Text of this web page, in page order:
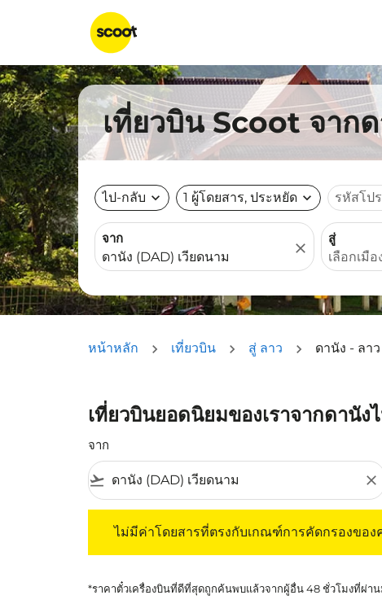
เที่ยวบิน Scoot จาก
ไป-กลับ expand_more 1 ผู้โดยสาร, ประหยัด expand_more รหัสโป
จาก
close
สู่
หน้าหลัก เที่ยวบิน สู่ ลาว ดานัง - ลาว
เที่ยวบินยอดนิยมของเราจากดานัง
จาก
flight_takeoff close
ไม่มีค่าโดยสารที่ตรงกับเกณฑ์การคัดกรองขอ
*ราคาตั๋วเครื่องบินที่ดีที่สุดถูกค้นพบแล้วจากผู้อื่น 48 ชั่วโมงที่ผ่าน